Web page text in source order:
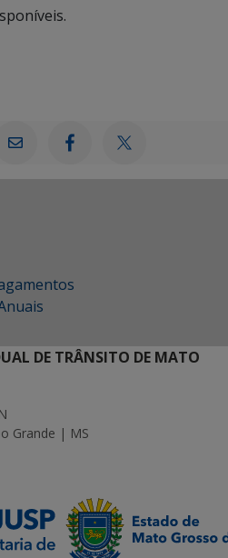
DE TRÂNSITO DE MATO
Grande | MS